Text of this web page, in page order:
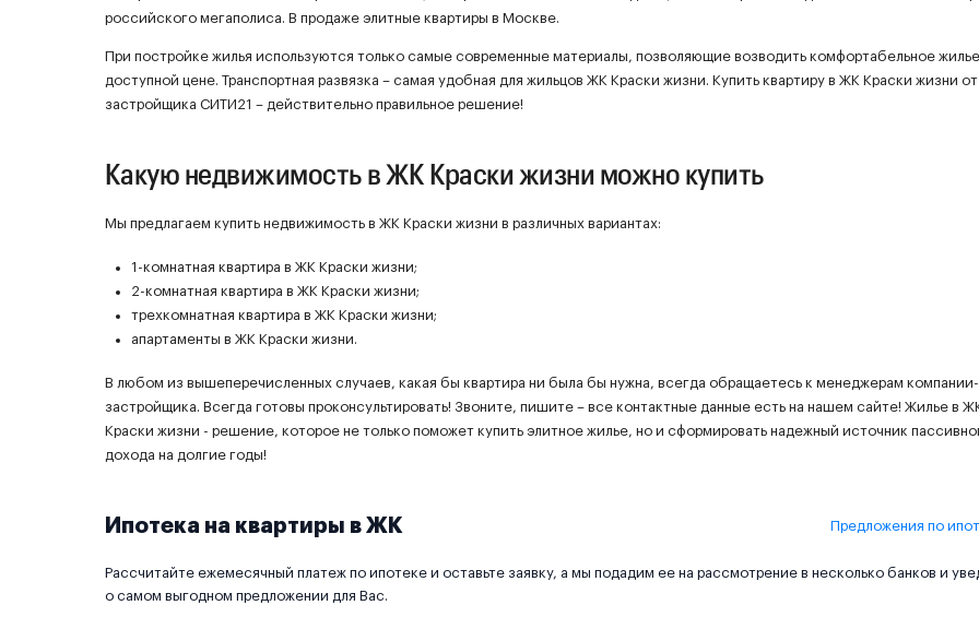
российского мегаполиса. В продаже элитные квартиры в Москве.
При постройке жилья используются только самые современные материалы, позволяющие возводить комфортабельное
доступной цене. Транспортная развязка – самая удобная для жильцов ЖК Краски жизни. Купить квартиру в ЖК Краски жизни от
застройщика СИТИ21 – действительно правильное решение!
Какую недвижимость в ЖК Краски жизни можно купить
Мы предлагаем купить недвижимость в ЖК Краски жизни в различных вариантах:
1-комнатная квартира в ЖК Краски жизни;
2-комнатная квартира в ЖК Краски жизни;
трехкомнатная квартира в ЖК Краски жизни;
апартаменты в ЖК Краски жизни.
В любом из вышеперечисленных случаев, какая бы квартира ни была бы нужна, всегда обращаетесь к менеджерам компании-
застройщика. Всегда готовы проконсультировать! Звоните, пишите – все контактные данные есть на нашем сайте! Жилье в
Краски жизни - решение, которое не только поможет купить элитное жилье, но и сформировать надежный источник
дохода на долгие годы!
Ипотека на квартиры в ЖК Предложения по
Рассчитайте ежемесячный платеж по ипотеке и оставьте заявку, а мы подадим ее на рассмотрение в несколько банков и
о самом выгодном предложении для Вас.